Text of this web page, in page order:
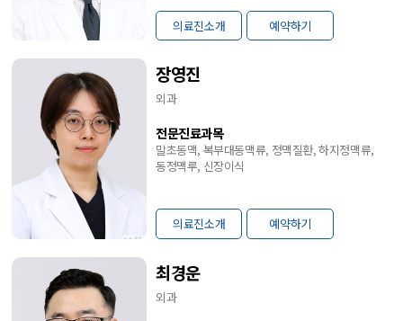
의료진소개 예약하기
장영진
외과
전문진료과목
말초동맥, 복부대동맥류, 정맥질환, 하지정맥류,
동정맥루, 신장이식
의료진소개 예약하기
최경운
외과